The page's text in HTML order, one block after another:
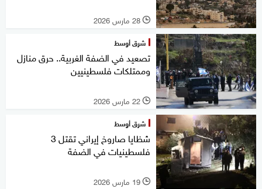
l 28 مارس 2026
شرق أوسط
تصعيد في الضفة الغربية.. حرق منازل
وممتلكات فلسطينيين
l 22 مارس 2026
شرق أوسط
شظايا صاروخ إيراني تقتل 3
فلسطينيات في الضفة
l 19 مارس 2026